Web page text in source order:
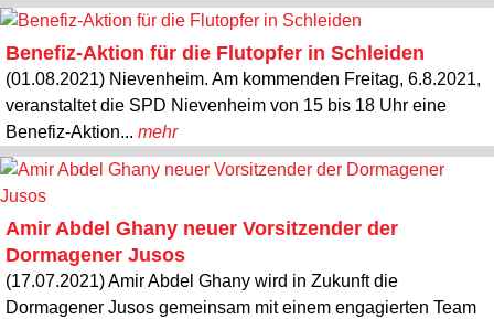
Benefiz-Aktion für die Flutopfer in Schleiden
(01.08.2021) Nievenheim. Am kommenden Freitag, 6.8.2021,
veranstaltet die SPD Nievenheim von 15 bis 18 Uhr eine
Benefiz-Aktion... mehr
Amir Abdel Ghany neuer Vorsitzender der
Dormagener Jusos
(17.07.2021) Amir Abdel Ghany wird in Zukunft die
Dormagener Jusos gemeinsam mit einem engagierten Team